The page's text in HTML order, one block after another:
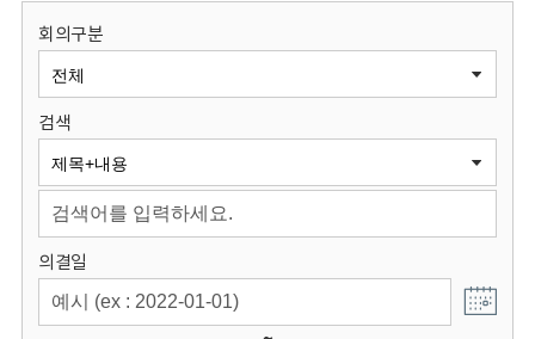
원
회
회의구분
검색
의결일